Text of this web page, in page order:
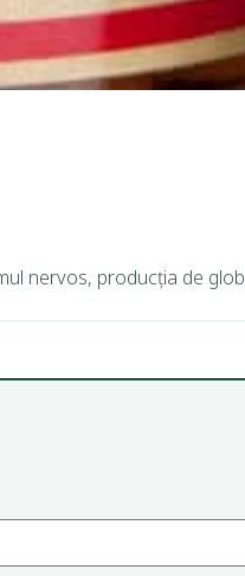
nervos, producția de